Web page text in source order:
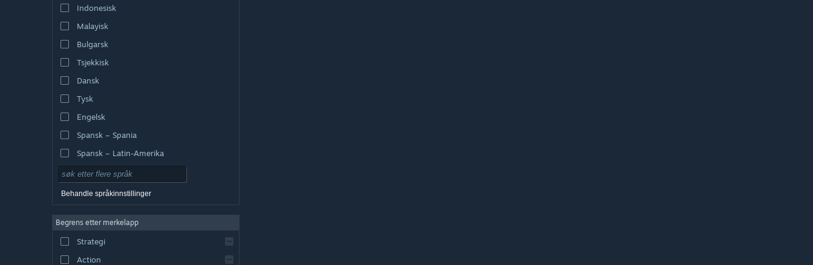
Indonesisk
Malayisk
Bulgarsk
Tsjekkisk
Dansk
Tysk
Engelsk
Spansk – Spania
Spansk – Latin-Amerika
Behandle språkinnstillinger
Begrens etter merkelapp
Strategi
Action